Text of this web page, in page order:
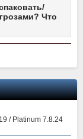
Что
/ Platinum 7.8.24